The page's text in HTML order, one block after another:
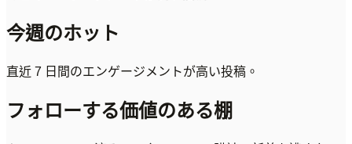
今週のホット
直近 7 日間のエンゲージメントが高い投稿。
フォローする価値のある棚